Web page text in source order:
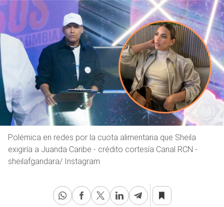
Polémica en redes por la cuota alimentaria que Sheila
exigiría a Juanda Caribe - crédito cortesía Canal RCN -
sheilafgandara/ Instagram